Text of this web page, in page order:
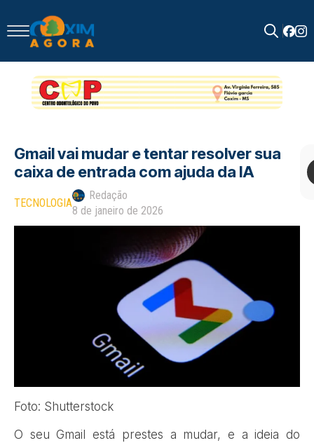
for:
Gmail vai mudar e tentar resolver sua
caixa de entrada com ajuda da IA
TECNOLOGIA
Redação
8 de janeiro de 2026
Foto: Shutterstock
O seu Gmail está prestes a mudar, e a ideia do